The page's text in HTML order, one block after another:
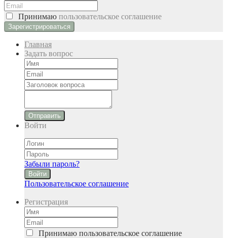
Принимаю пользовательское соглашение
Главная
Задать вопрос
Отправить
Войти
Забыли пароль?
Войти
Пользовательское соглашение
Регистрация
Принимаю пользовательское соглашение